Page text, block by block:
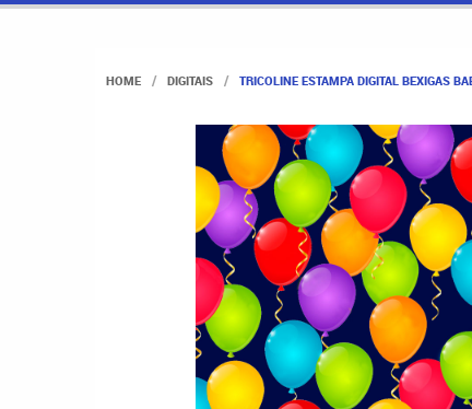
HOME DIGITAIS TRICOLINE ESTAMPA DIGITAL BEXIGAS